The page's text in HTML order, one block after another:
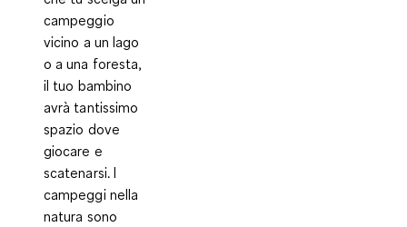
campeggio
vicino a un lago
o a una foresta,
il tuo bambino
avrà tantissimo
spazio dove
giocare e
scatenarsi. I
campeggi nella
natura sono